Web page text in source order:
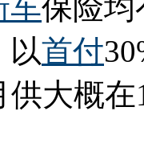
车保险均
以首付
供大概